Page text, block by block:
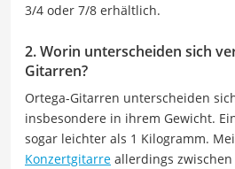
3/4 oder 7/8 erhältlich.
2. Worin unterscheiden sich
Gitarren?
Ortega-Gitarren unterscheiden
insbesondere in ihrem Gewicht.
sogar leichter als 1 Kilogramm.
Konzertgitarre allerdings